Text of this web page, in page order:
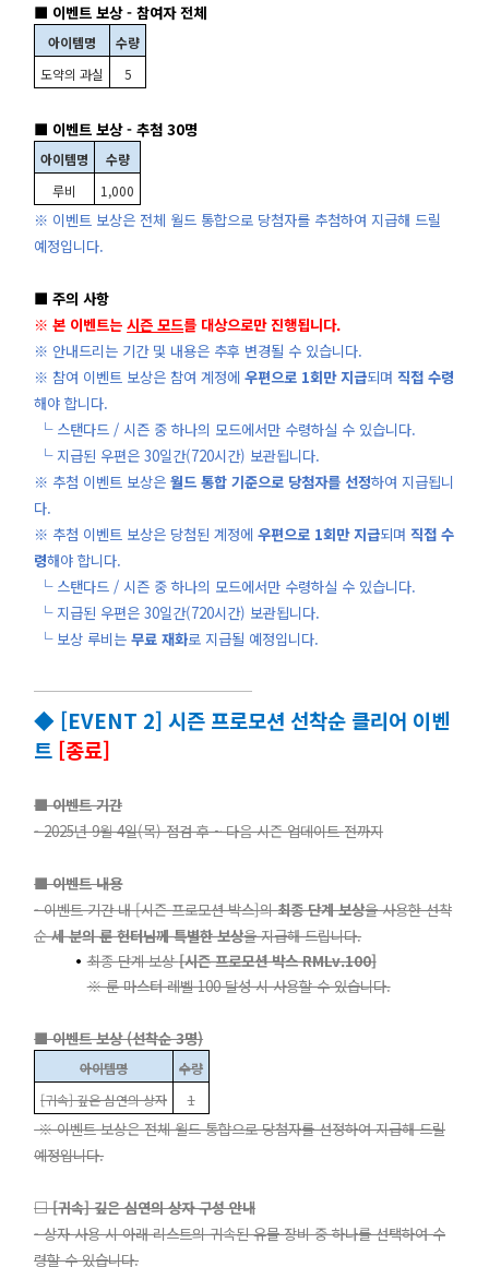
■ 이벤트 보상 - 참여자 전체
아이템명
수량
도약의 과실
5
■ 이벤트 보상 - 추첨 30명
아이템명
수량
루비
1,000
※ 이벤트 보상은 전체 월드 통합으로 당첨자를 추첨하여 지급해 드릴
예정입니다.
■ 주의 사항
※ 본 이벤트는시즌 모드를 대상으로만 진행됩니다.
※ 안내드리는 기간 및 내용은 추후 변경될 수 있습니다.
※ 참여 이벤트 보상은 참여 계정에 우편으로 1회만 지급되며직접 수령
해야 합니다.
└ 스탠다드 / 시즌 중 하나의 모드에서만 수령하실 수 있습니다.
└ 지급된 우편은 30일간(720시간) 보관됩니다.
※ 추첨 이벤트 보상은월드 통합 기준으로 당첨자를 선정하여 지급됩니
다.
※ 추첨 이벤트 보상은 당첨된 계정에 우편으로 1회만 지급되며직접 수
령해야 합니다.
└ 스탠다드 / 시즌 중 하나의 모드에서만 수령하실 수 있습니다.
└ 지급된 우편은 30일간(720시간) 보관됩니다.
└ 보상 루비는무료 재화로 지급될 예정입니다.
◆ [EVENT 2] 시즌 프로모션 선착순 클리어 이벤
트 [종료]
■ 이벤트 기간
- 2025년 9월 4일(목) 점검 후 ~ 다음 시즌 업데이트 전까지
■ 이벤트 내용
- 이벤트 기간 내 [시즌 프로모션 박스]의최종 단계 보상을 사용한 선착
순세 분의 룬 헌터님께 특별한 보상을 지급해 드립니다.
최종 단계 보상[시즌 프로모션 박스 RMLv.100]
※ 룬 마스터 레벨 100 달성 시 사용할 수 있습니다.
■ 이벤트 보상 (선착순 3명)
아이템명
수량
[귀속] 깊은 심연의 상자
1
※ 이벤트 보상은 전체 월드 통합으로 당첨자를 선정하여 지급해 드릴
예정입니다.
□ [귀속] 깊은 심연의 상자 구성 안내
- 상자 사용 시 아래 리스트의 귀속된 유물 장비 중 하나를 선택하여 수
령할 수 있습니다.